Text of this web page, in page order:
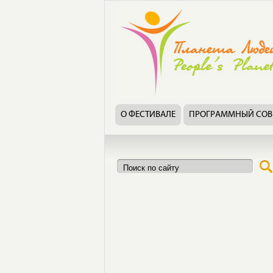
О ФЕСТИВАЛЕ ПРОГРАММНЫЙ